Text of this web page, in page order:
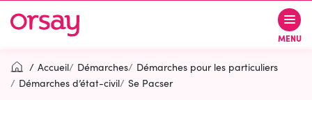
navigation
au
au
page
Ville d’Orsay MENU
Accueil Démarches
Démarches pour les particuliers
Démarches d’état-civil
Se Pacser